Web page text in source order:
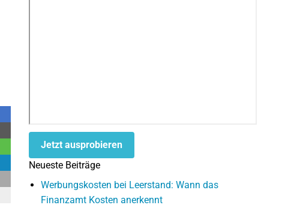
Jetzt ausprobieren
Neueste Beiträge
Werbungskosten bei Leerstand: Wann das
Finanzamt Kosten anerkennt